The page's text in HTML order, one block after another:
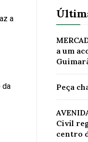
a
da
a um
Peça
Civil
centro